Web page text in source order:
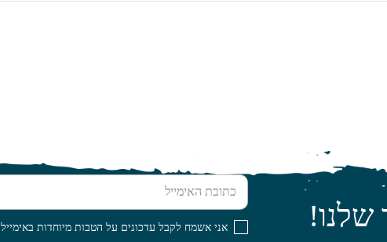
שלנו!
כתובת האימייל
אני אשמח לקבל עדכונים על הטבות מיוחדות באימייל